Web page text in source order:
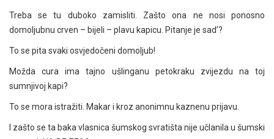
Treba se tu duboko zamisliti. Zašto ona ne nosi ponosno
domoljubnu crven – bijeli – plavu kapicu. Pitanje je sad’?
To se pita svaki osvjedočeni domoljub!
Možda cura ima tajno ušlinganu petokraku zvijezdu na toj
sumnjivoj kapi?
To se mora istražiti. Makar i kroz anonimnu kaznenu prijavu.
I zašto se ta baka vlasnica šumskog svratišta nije učlanila u šumski